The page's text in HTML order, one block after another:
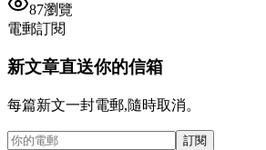
87瀏覽
電郵訂閱
新文章直送你的信箱
每篇新文一封電郵,隨時取消。
訂閱